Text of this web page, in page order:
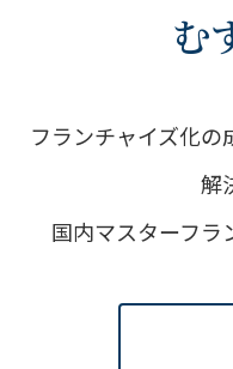
む
フランチャイズ化
解
国内マスターフラ